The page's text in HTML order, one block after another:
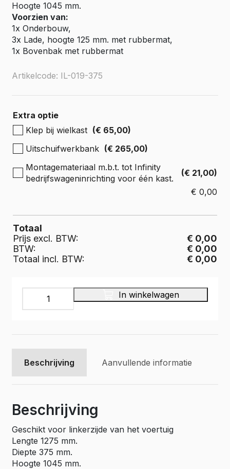
Hoogte 1045 mm.
Voorzien van:
1x Onderbouw,
3x Lade, hoogte 125 mm. met rubbermat,
1x Bovenbak met rubbermat
Artikelcode: IL-019-375
Extra optie
Klep bij wielkast (€ 65,00)
Uitschuifwerkbank (€ 265,00)
Montagemateriaal m.b.t. tot Infinity
bedrijfswageninrichting voor één kast.
(€ 21,00)
€ 0,00
Totaal
Prijs excl. BTW:
€ 0,00
BTW:
€ 0,00
Totaal incl. BTW:
€ 0,00
INFINITY
Bedrijfswageninrichting,
aantal
In winkelwagen
Beschrijving Aanvullende informatie
Beschrijving
Geschikt voor linkerzijde van het voertuig
Lengte 1275 mm.
Diepte 375 mm.
Hoogte 1045 mm.